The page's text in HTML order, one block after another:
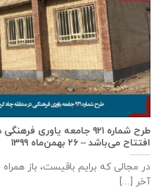
طرح شماره ۹۲۱ جامعه ياوری
افتتاح می‌باشد – ۲۶ بهمن‌ماه ۱۳۹۹
در مجالی که برایم باقیست، باز
آخر [...]